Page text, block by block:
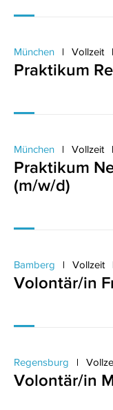
München Vollzeit
Praktikum
München Vollzeit
Praktikum
(m/w/d)
Bamberg Vollzeit
Volontär/in
Regensburg
Volontär/in